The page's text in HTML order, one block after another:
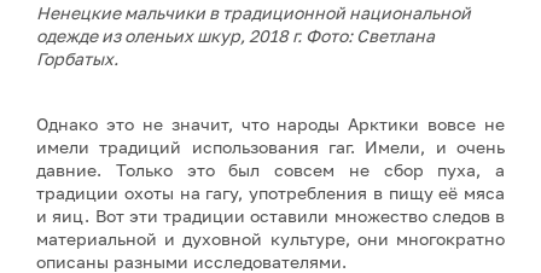
Ненецкие мальчики в традиционной национальной
одежде из оленьих шкур, 2018 г. Фото: Светлана
Горбатых.
Однако это не значит, что народы Арктики вовсе не
имели традиций использования гаг. Имели, и очень
давние. Только это был совсем не сбор пуха, а
традиции охоты на гагу, употребления в пищу её мяса
и яиц. Вот эти традиции оставили множество следов в
материальной и духовной культуре, они многократно
описаны разными исследователями.